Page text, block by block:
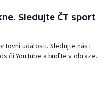
Sledujte ČT sport
události. Sledujte nás i
či YouTube a buďte v obraze.